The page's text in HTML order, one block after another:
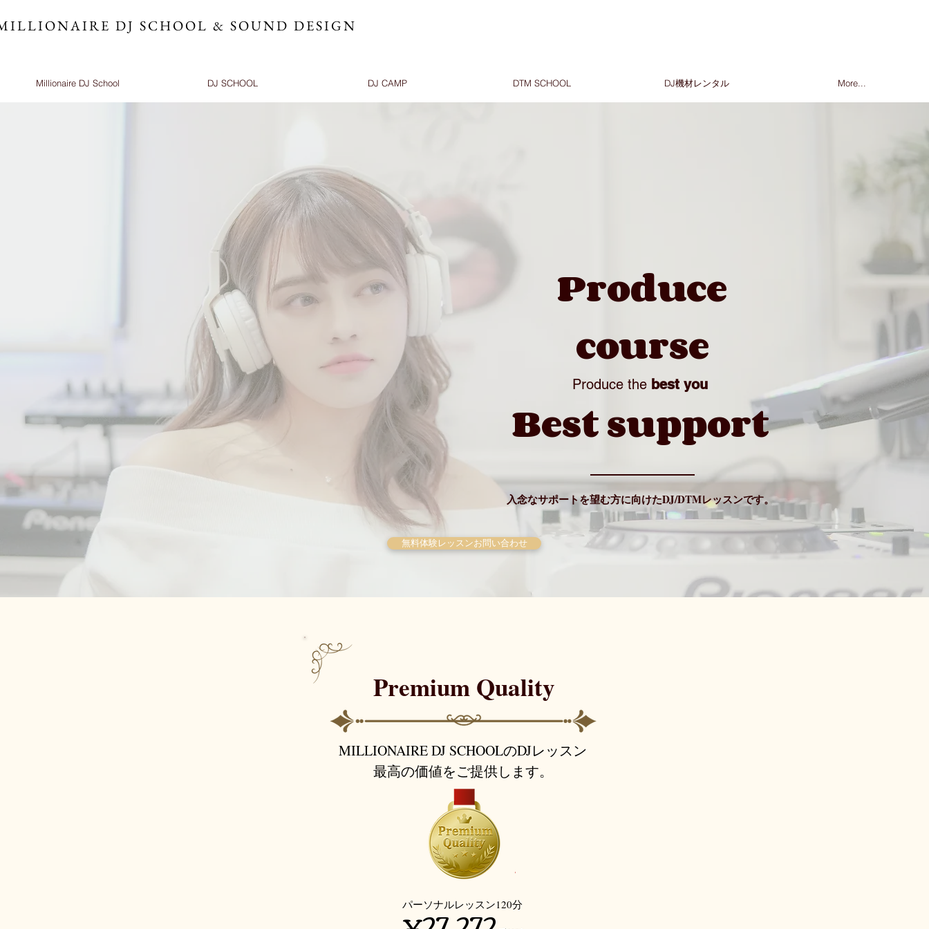
DJ SCHOOL & SOUND DESIGN
Millionaire DJ School DJ SCHOOL DJ CAMP DTM SCHOOL DJ機材レンタル More...
Produce
course
Produce thebest you
Best support
入念なサポートを望む方に向けたDJ/DTMレッスンです。
無料体験レッスンお問い合わせ
Premium Quality
MILLIONAIRE DJ SCHOOLのDJレッスン
​最高の価値をご提供します。
​パーソナルレッスン120分